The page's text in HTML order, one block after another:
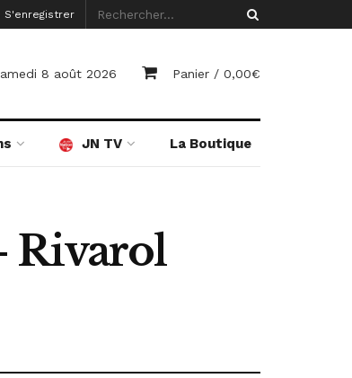
S'enregistrer
8 août 2026 Panier / 0,00€
JN TV La Boutique
Rivarol